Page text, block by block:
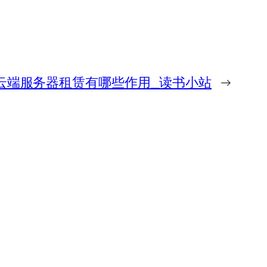
端服务器租赁有哪些作用_读书小站 →